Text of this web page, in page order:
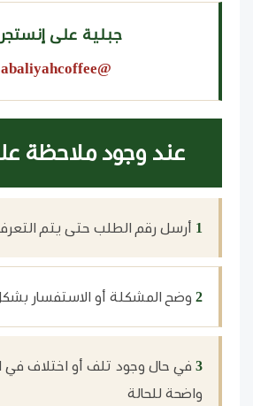
جبلية على
@jabaliyahcoffee
عند وجود ملاحظة
1 أرسل رقم الطلب حتى يتم
2 وضح المشكلة أو الاستفسار
3 في حال وجود تلف أو اختلاف في
واضحة للحالة